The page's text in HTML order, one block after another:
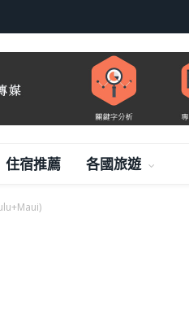
住宿推薦 各國旅遊